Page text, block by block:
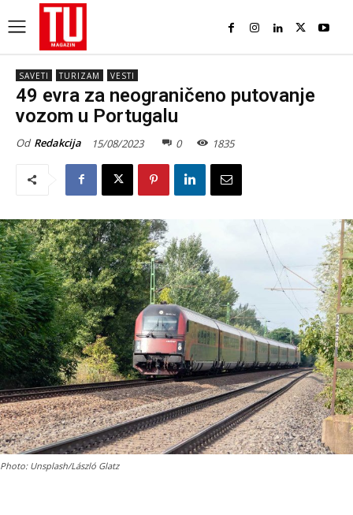
SAVETI TURIZAM VESTI
49 evra za neograničeno putovanje
vozom u Portugalu
Od Redakcija 15/08/2023 0 1835
Photo: Unsplash/László Glatz